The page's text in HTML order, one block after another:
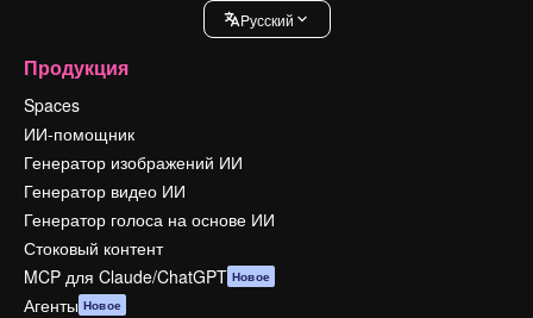
Pусский
Продукция
Spaces
ИИ-помощник
Генератор изображений ИИ
Генератор видео ИИ
Генератор голоса на основе ИИ
Стоковый контент
MCP для Claude/ChatGPT Новое
Агенты Новое